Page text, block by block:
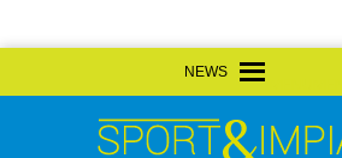
to